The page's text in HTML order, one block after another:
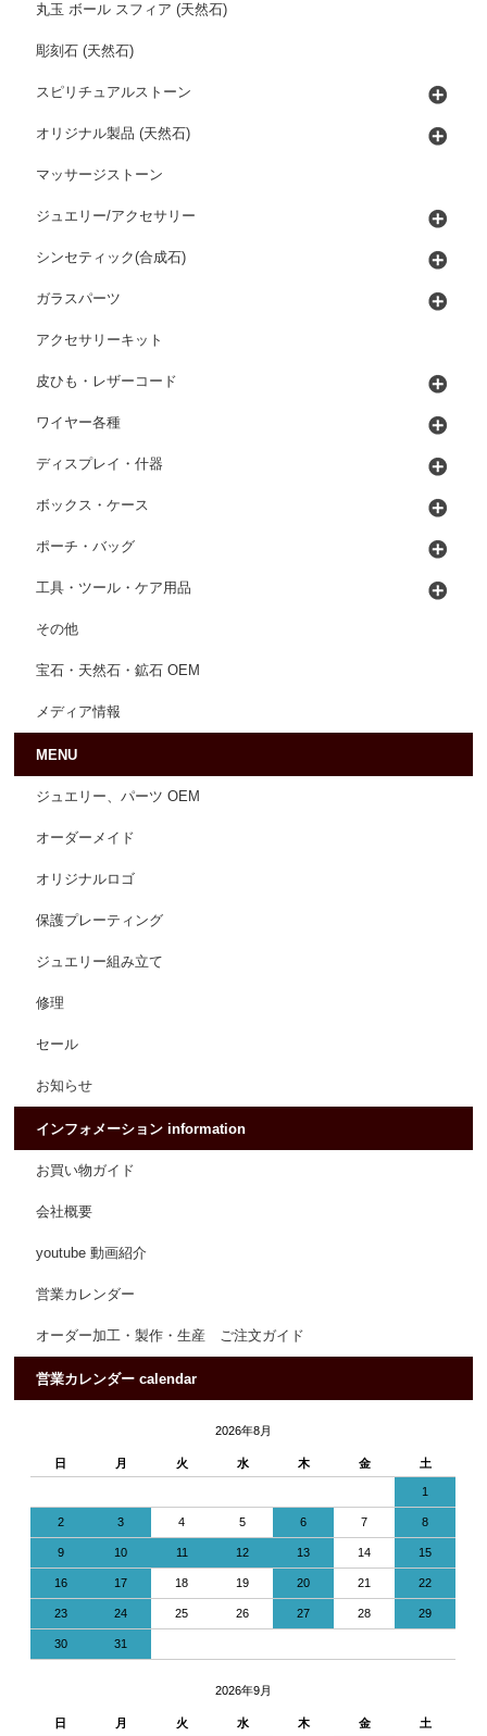
丸玉 ボール スフィア (天然石)
彫刻石 (天然石)
スピリチュアルストーン
オリジナル製品 (天然石)
マッサージストーン
ジュエリー/アクセサリー
シンセティック(合成石)
ガラスパーツ
アクセサリーキット
皮ひも・レザーコード
ワイヤー各種
ディスプレイ・什器
ボックス・ケース
ポーチ・バッグ
工具・ツール・ケア用品
その他
宝石・天然石・鉱石 OEM
メディア情報
MENU
ジュエリー、パーツ OEM
オーダーメイド
オリジナルロゴ
保護プレーティング
ジュエリー組み立て
修理
セール
お知らせ
インフォメーション information
お買い物ガイド
会社概要
youtube 動画紹介
営業カレンダー
オーダー加工・製作・生産 ご注文ガイド
営業カレンダー calendar
2026年8月
日 月 火 水 木 金 土
1
2 3 4 5 6 7 8
9 10 11 12 13 14 15
16 17 18 19 20 21 22
23 24 25 26 27 28 29
30 31
2026年9月
日 月 火 水 木 金 土